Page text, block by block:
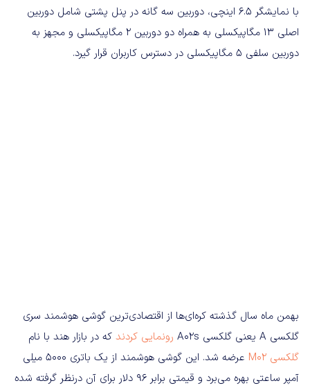
با نمایشگر ۶.۵ اینچی، دوربین سه گانه در پنل پشتی شامل دوربین
اصلی ۱۳ مگاپیکسلی به همراه دو دوربین ۲ مگاپیکسلی و مجهز به
دوربین سلفی ۵ مگاپیکسلی در دسترس کاربران قرار گیرد.
بهمن ماه سال گذشته کره‌ای‌ها از اقتصادی‌ترین گوشی هوشمند سری
گلکسی A یعنی گلکسی A02s
رونمایی کردند که در بازار هند با نام
گلکسی M02
عرضه شد. این گوشی هوشمند از یک باتری ۵۰۰۰ میلی
آمپر ساعتی بهره می‌برد و قیمتی برابر ۹۶ دلار برای آن درنظر گرفته شده